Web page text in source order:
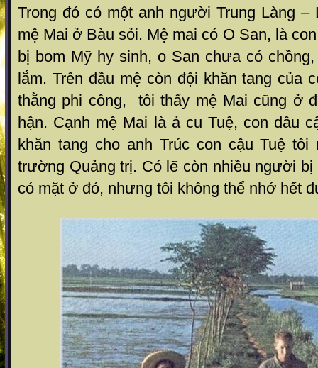
Trong đó có một anh người Trung Làng –
mệ Mai ở Bàu sỏi. Mệ mai có O San, là
bị bom Mỹ hy sinh, o San chưa có
lắm. Trên đầu mệ còn đội khăn tang của
thằng phi công, tôi thấy mệ Mai cũng ở
hận. Cạnh mệ Mai là ả cu Tuệ, con dâu
khăn tang cho anh Trúc con cậu Tuệ
trường Quảng trị. Có lẽ còn nhiều người bị
có mặt ở đó, nhưng tôi không thể nhớ hết